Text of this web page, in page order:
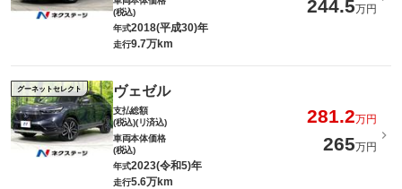
(税込)
244.5万円
年式2018(平成30)年
走行9.7万km
グーネットセレクト ヴェゼル
支払総額
(税込)(リ済込)
281.2万円
車両本体価格
(税込)
265万円
年式2023(令和5)年
走行5.6万km